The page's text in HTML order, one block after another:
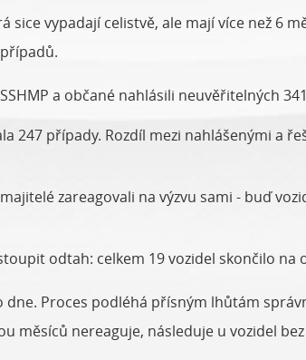
sice vypadají celistvě, ale mají více než 6
a občané nahlásili neuvěřitelných
247 případy. Rozdíl mezi nahlášenými a
zareagovali na výzvu sami - buď
odtah: celkem 19 vozidel skončilo na
Proces podléhá přísným lhůtám
měsíců nereaguje, následuje u vozidel